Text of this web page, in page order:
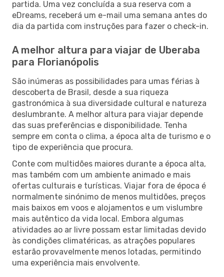
partida. Uma vez concluída a sua reserva com a
eDreams, receberá um e-mail uma semana antes do
dia da partida com instruções para fazer o check-in.
A melhor altura para viajar de Uberaba
para Florianópolis
São inúmeras as possibilidades para umas férias à
descoberta de Brasil, desde a sua riqueza
gastronómica à sua diversidade cultural e natureza
deslumbrante. A melhor altura para viajar depende
das suas preferências e disponibilidade. Tenha
sempre em conta o clima, a época alta de turismo e o
tipo de experiência que procura.
Conte com multidões maiores durante a época alta,
mas também com um ambiente animado e mais
ofertas culturais e turísticas. Viajar fora de época é
normalmente sinónimo de menos multidões, preços
mais baixos em voos e alojamentos e um vislumbre
mais autêntico da vida local. Embora algumas
atividades ao ar livre possam estar limitadas devido
às condições climatéricas, as atrações populares
estarão provavelmente menos lotadas, permitindo
uma experiência mais envolvente.